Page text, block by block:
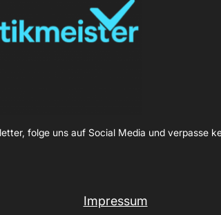
folge uns auf Social Media und verpasse
Impressum